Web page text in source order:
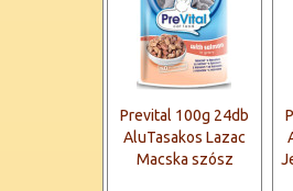
Prevital 100g 24db
AluTasakos Lazac
Macska szósz